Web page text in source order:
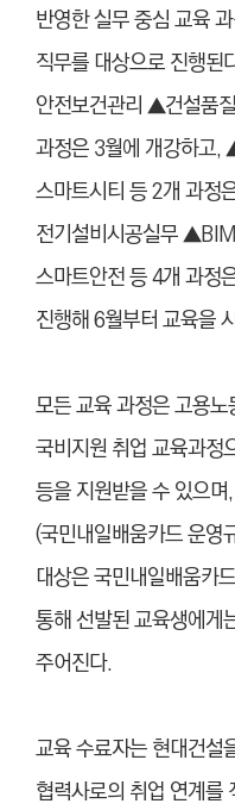
반영한 실무 중심 교육
직무를 대상으로 진행
안전보건관리 ▲건설품
과정은 3월에 개강하고
스마트시티 등 2개 과정
전기설비시공실무
스마트안전 등 4개 과정
진행해 6월부터 교육을
모든 교육 과정은 고용
국비지원 취업 교육과정
등을 지원받을 수 있으
(국민내일배움카드 운영
대상은 국민내일배움카
통해 선발된 교육생에게
주어진다.
교육 수료자는 현대건설
협력사로의 취업 연계를